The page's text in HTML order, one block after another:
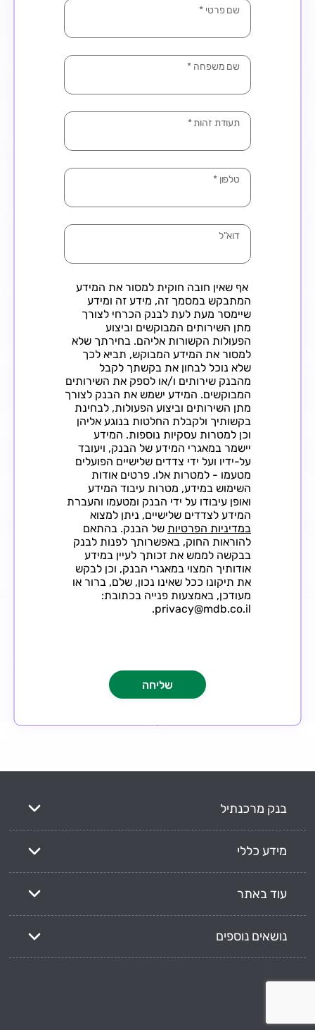
שם פרטי *
שם משפחה *
תעודת זהות*
טלפון*
דוא"ל
אף שאין חובה חוקית למסור את המידע
המתבקש במסמך זה, מידע זה ומידע
שיימסר מעת לעת לבנק הכרחי לצורך
מתן השירותים המבוקשים וביצוע
הפעולות הקשורות אליהם. בחירתך שלא
למסור את המידע המבוקש, תביא לכך
שלא נוכל לבחון את בקשתך לקבל
מהבנק שירותים ו/או לספק את השירותים
המבוקשים. המידע ישמש את הבנק לצורך
מתן השירותים וביצוע הפעולות, לבחינת
בקשותיך ולקבלת החלטות בנוגע אליהן
וכן למטרות עסקיות נוספות. המידע
יישמר במאגרי המידע של הבנק, ויעובד
על-ידיו ועל ידי צדדים שלישיים הפועלים
מטעמו - למטרות אלו. פרטים אודות
השימוש במידע, מטרות עיבוד המידע
ואופן עיבודו על ידי הבנק ומטעמו והעברת
המידע לצדדים שלישיים, ניתן למצוא
במדיניות הפרטיות של הבנק. בהתאם
להוראות החוק, באפשרותך לפנות לבנק
בבקשה לממש את זכותך לעיין במידע
אודותיך המצוי במאגרי הבנק, וכן לבקש
את תיקונו ככל שאינו נכון, שלם, ברור או
מעודכן, באמצעות פנייה בכתובת:
privacy@mdb.co.il.
בנק מרכנתיל
מידע כללי
עוד באתר
נושאים נוספים